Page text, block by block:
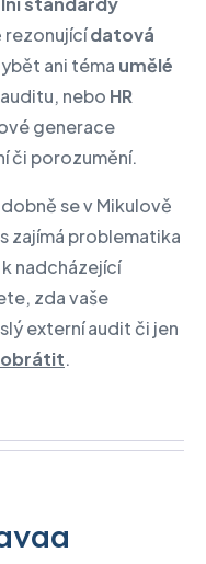
rezonujícídatová
ani téma umělé
nebo HR
generace
či porozumění.
se v Mikulově
zajímá problematika
nadcházející
zda vaše
externí audit či jen
obrátit.